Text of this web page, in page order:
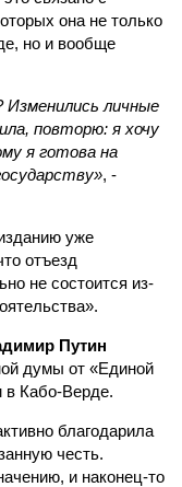
она не только
но и вообще
Изменились личные
повторю: я хочу
я готова на
, -
уже
отъезд
не состоится из-
Путин
думы от «Единой
в Кабо-Верде.
благодарила
честь.
и наконец-то